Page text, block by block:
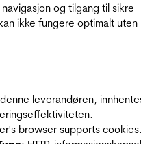
og tilgang til sikre
ikke fungere optimalt uten
leverandøren,
browser supports